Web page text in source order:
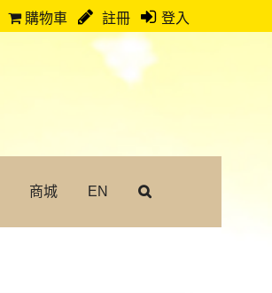
購物車 註冊 登入
商城 EN